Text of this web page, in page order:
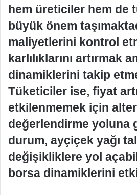
hem üreticiler hem de
büyük önem
maliyetlerini kontrol
karlılıklarını artırmak
dinamiklerini takip
Tüketiciler ise, fiyat
etkilenmemek için
değerlendirme yoluna
durum, ayçiçek yağı
değişikliklere yol
borsa dinamiklerini